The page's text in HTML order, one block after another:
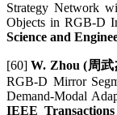
Strategy Network
Objects in RGB-D
Science and
[60]W. Zhou (周武
RGB-D Mirror
Demand-Modal
IEEE